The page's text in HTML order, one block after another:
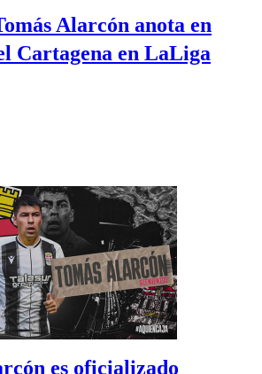
Alarcón anota en
Cartagena en LaLiga
es oficializado